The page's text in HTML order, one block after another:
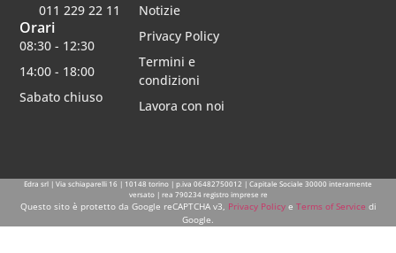
Notizie
Privacy Policy
Termini e
condizioni
Lavora con noi
011 229 22 11
Orari
08:30 - 12:30
14:00 - 18:00
Sabato chiuso
Edra srl | Via schiaparelli 16 | 10148 torino | p.iva 06482750012 | Capitale Sociale 30000 interamente
versato | rea 790234 registro imprese re
Questo sito è protetto da Google reCAPTCHA v3, Privacy Policye Terms of Service di
Google.